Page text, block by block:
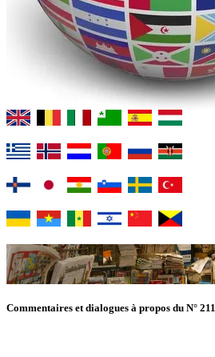
Commentaires et dialogues à propos du N°